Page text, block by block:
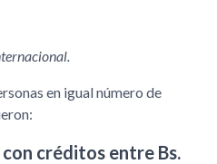
en igual número de
créditos entre Bs.